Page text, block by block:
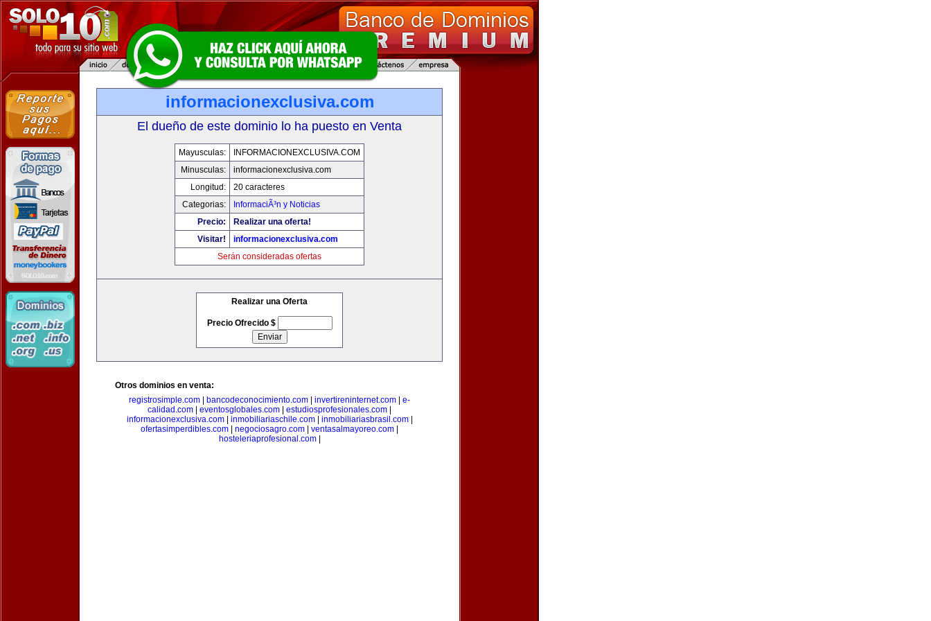
informacionexclusiva.com
El dueño de este dominio lo ha puesto en Venta
Mayusculas:
INFORMACIONEXCLUSIVA.COM
Minusculas:
informacionexclusiva.com
Longitud:
20 caracteres
Categorias:
InformaciÃ³n y Noticias
Precio:
Realizar una oferta!
Visitar!
informacionexclusiva.com
Serán consideradas ofertas
Realizar una Oferta
Precio Ofrecido $
Otros dominios en venta:
registrosimple.com
bancodeconocimiento.com invertireninternet.com
e-
calidad.com
eventosglobales.com estudiosprofesionales.com
informacionexclusiva.com| inmobiliariaschile.com| inmobiliariasbrasil.com|
ofertasimperdibles.com
negociosagro.com ventasalmayoreo.com
hosteleriaprofesional.com|